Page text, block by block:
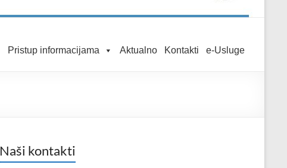
Pristup informacijama Aktualno Kontakti e-Usluge
Naši kontakti